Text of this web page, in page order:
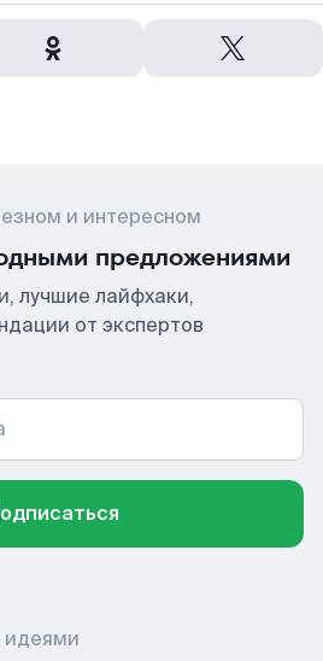
и интересном
предложениями
лучшие лайфхаки,
от экспертов
идеями